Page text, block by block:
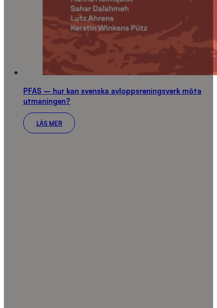
PFAS – hur kan svenska avloppsreningsverk möta
utmaningen?
LÄS MER